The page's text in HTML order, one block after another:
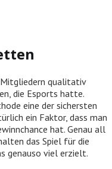
qualitativ
die Esports hatte.
eine der sichersten
ein Faktor, dass man
hat. Genau all
das Spiel für die
genauso viel erzielt.